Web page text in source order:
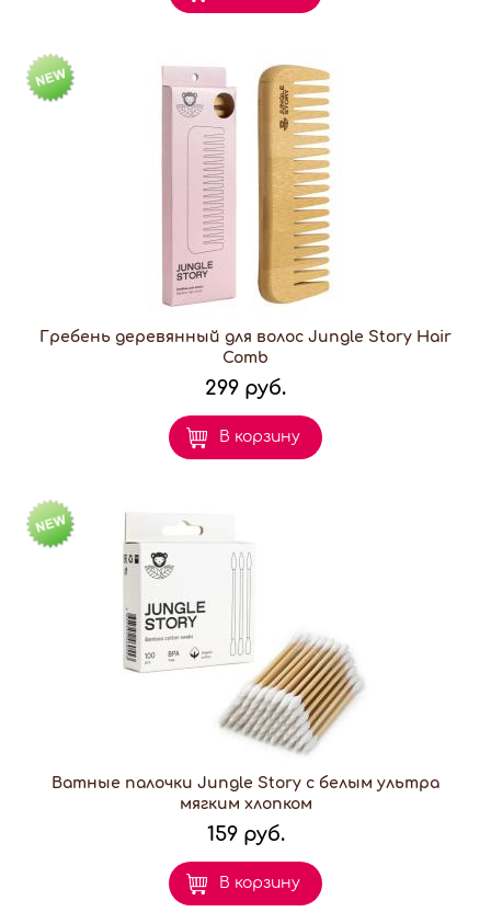
Гребень деревянный для волос Jungle Story Hair
Comb
299 руб.
В корзину
Ватные палочки Jungle Story с белым ультра
мягким хлопком
159 руб.
В корзину